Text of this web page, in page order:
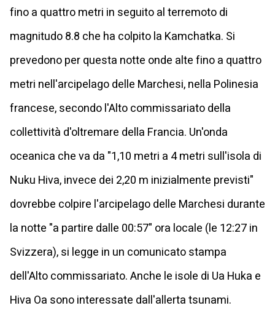
fino a quattro metri in seguito al terremoto di
magnitudo 8.8 che ha colpito la Kamchatka. Si
prevedono per questa notte onde alte fino a quattro
metri nell'arcipelago delle Marchesi, nella Polinesia
francese, secondo l'Alto commissariato della
collettività d'oltremare della Francia. Un'onda
oceanica che va da "1,10 metri a 4 metri sull'isola di
Nuku Hiva, invece dei 2,20 m inizialmente previsti"
dovrebbe colpire l'arcipelago delle Marchesi durante
la notte "a partire dalle 00:57" ora locale (le 12:27 in
Svizzera), si legge in un comunicato stampa
dell'Alto commissariato. Anche le isole di Ua Huka e
Hiva Oa sono interessate dall'allerta tsunami.